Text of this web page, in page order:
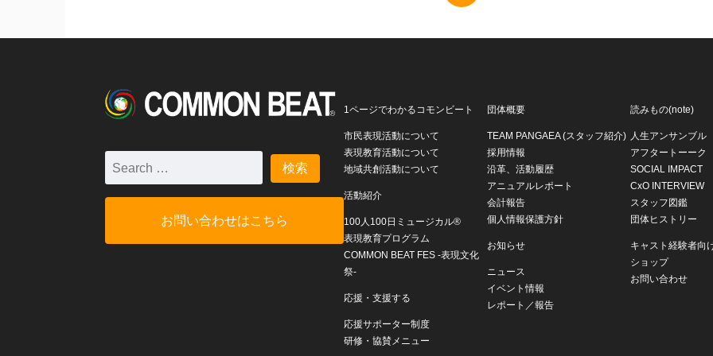
お問い合わせはこちら
1ページでわかるコモンビート
市民表現活動について
表現教育活動について
地域共創活動について
活動紹介
100人100日ミュージカル®
表現教育プログラム
COMMON BEAT FES -表現文化
祭-
応援・支援する
応援サポーター制度
研修・協賛メニュー
団体概要
TEAM PANGAEA (スタッフ紹介)
採用情報
沿革、活動履歴
アニュアルレポート
会計報告
個人情報保護方針
お知らせ
ニュース
イベント情報
レポート／報告
読みもの(note)
人生アンサンブル
アフタートーーク
SOCIAL IMPACT
CxO INTERVIEW
スタッフ図鑑
団体ヒストリー
キャスト経験者向
ショップ
お問い合わせ